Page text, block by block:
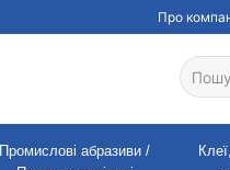
Про
Промислові абразиви /